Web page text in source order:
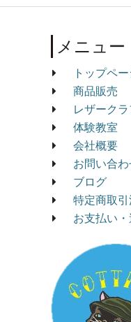
メニュー
トップペ
商品販売
レザーク
体験教室
会社概要
お問い合
ブログ
特定商取
お支払い